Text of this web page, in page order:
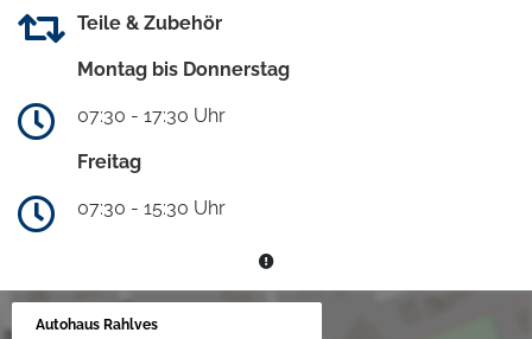
Teile & Zubehör
Montag bis Donnerstag
07:30 - 17:30 Uhr
Freitag
07:30 - 15:30 Uhr
Autohaus Rahlves